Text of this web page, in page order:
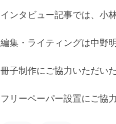
インタビュー記事では、小
編集・ライティングは中野
冊子制作にご協力いただい
フリーペーパー設置にご協